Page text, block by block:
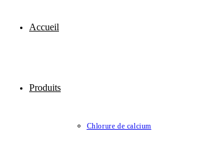
Accueil
Produits
Chlorure de calcium